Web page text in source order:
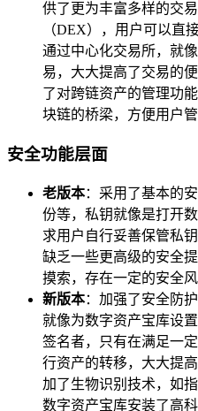
供了更为丰富多样的交
（DEX），用户可以直
通过中心化交易所，就
易，大大提高了交易的
了对跨链资产的管理功
块链的桥梁，方便用户
安全功能层面
老版本：采用了基本的
份等，私钥就像是打开
求用户自行妥善保管私
缺乏一些更高级的安全
摸索，存在一定的安全风
新版本：加强了安全防
就像为数字资产宝库设
签名者，只有在满足一
行资产的转移，大大提
加了生物识别技术，如
数字资产宝库安装了高